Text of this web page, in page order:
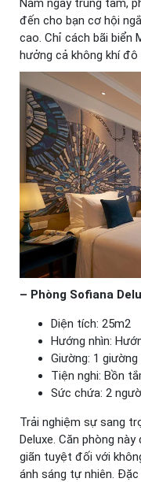
Nằm ngay trung tâm,
đến cho bạn cơ hội
cao. Chỉ cách bãi biển
hưởng cả không khí
– Phòng Sofiana
Diện tích: 25m2
Hướng nhìn:
Giường: 1
Tiện nghi: Bồn
Sức chứa: 2
Trải nghiệm sự sang
Deluxe. Căn phòng
giãn tuyệt đối với
ánh sáng tự nhiên.